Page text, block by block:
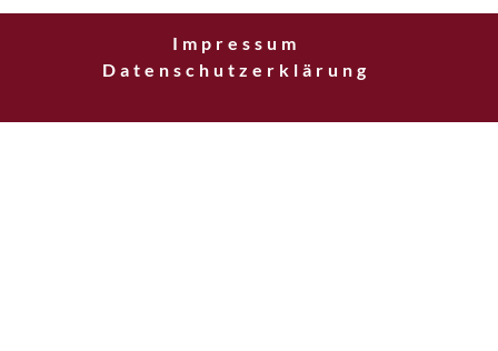
Impressum
Datenschutzerklärung